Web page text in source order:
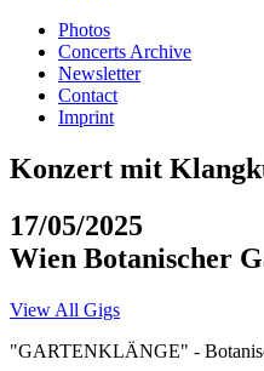
Photos
Concerts Archive
Newsletter
Contact
Imprint
Konzert mit
17/05/2025
Wien Botanischer
View All Gigs
"GARTENKLÄNGE" -